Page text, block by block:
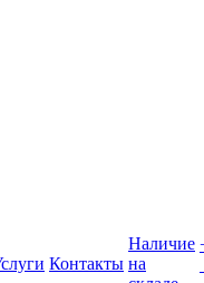
Контакты
Наличие
на